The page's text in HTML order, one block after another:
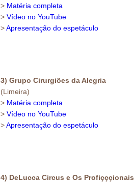
> Matéria completa
> Vídeo no YouTube
>Apresentação do espetáculo
3) Grupo Cirurgiões da Alegria
(Limeira)
> Matéria completa
> Vídeo no YouTube
>Apresentação do espetáculo
4) DeLucca Circus e Os Profiçççionais